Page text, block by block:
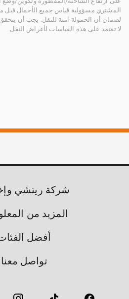
المشتري مسؤولية قياس جميع الأحمال قبل
لضمان أن الحمولة آمنة للنقل. يجب أن
لا تعتمد على هذه القياسات لأغراض النقل.
شركة ريتشي
المزيد من
أفضل
تواصل معنا